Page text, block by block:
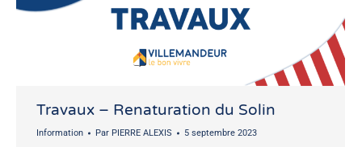
Travaux – Renaturation du Solin
Information Par PIERRE ALEXIS 5 septembre 2023